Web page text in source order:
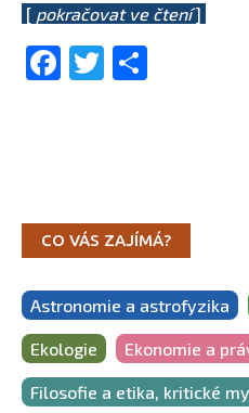
[ pokračovat ve čtení]
Facebook
Twitter
CO VÁS ZAJÍMÁ?
Astronomie a astrofyzika
Ekologie Ekonomie a
Filosofie a etika, kritické